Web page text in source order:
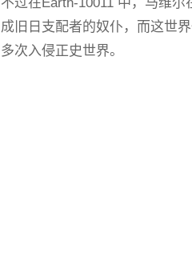
成旧日支配者的奴仆，而这世
多次入侵正史世界。